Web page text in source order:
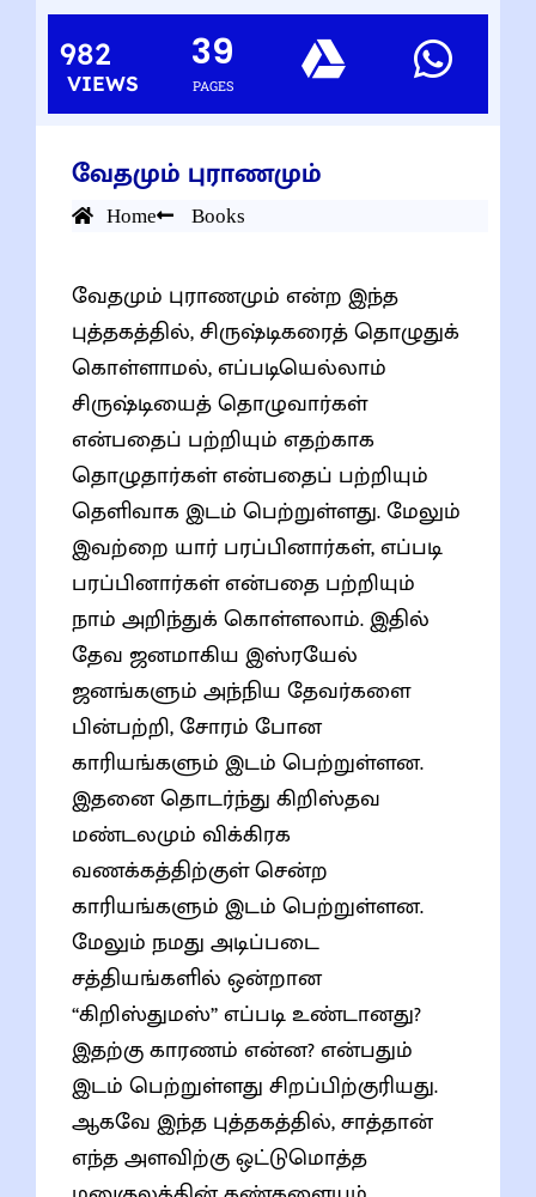
982
VIEWS PAGES
39
வேதமும் புராணமும்
Home Books
வேதமும் புராணமும் என்ற இந்த
புத்தகத்தில், சிருஷ்டிகரைத் தொழுதுக்
கொள்ளாமல், எப்படியெல்லாம்
சிருஷ்டியைத் தொழுவார்கள்
என்பதைப் பற்றியும் எதற்காக
தொழுதார்கள் என்பதைப் பற்றியும்
தெளிவாக இடம் பெற்றுள்ளது. மேலும்
இவற்றை யார் பரப்பினார்கள், எப்படி
பரப்பினார்கள் என்பதை பற்றியும்
நாம் அறிந்துக் கொள்ளலாம். இதில்
தேவ ஜனமாகிய இஸ்ரயேல்
ஜனங்களும் அந்நிய தேவர்களை
பின்பற்றி, சோரம் போன
காரியங்களும் இடம் பெற்றுள்ளன.
இதனை தொடர்ந்து கிறிஸ்தவ
மண்டலமும் விக்கிரக
வணக்கத்திற்குள் சென்ற
காரியங்களும் இடம் பெற்றுள்ளன.
மேலும் நமது அடிப்படை
சத்தியங்களில் ஒன்றான
“கிறிஸ்துமஸ்” எப்படி உண்டானது?
இதற்கு காரணம் என்ன? என்பதும்
இடம் பெற்றுள்ளது சிறப்பிற்குரியது.
ஆகவே இந்த புத்தகத்தில், சாத்தான்
எந்த அளவிற்கு ஒட்டுமொத்த